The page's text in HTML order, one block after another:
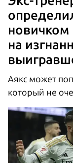
новичком
на
Аякс может
который не